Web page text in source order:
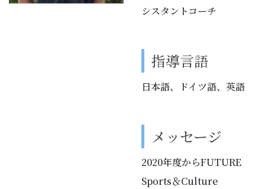
シスタントコーチ
指導言語
日本語、ドイツ語、英語
メッセージ
2020年度からFUTURE
Sports＆Culture